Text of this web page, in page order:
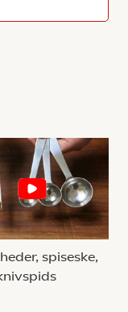
spiseske,